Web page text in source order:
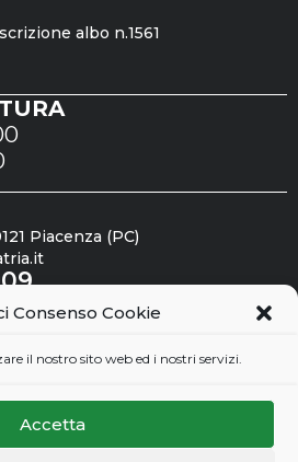
Consenso Cookie
il nostro sito web ed i nostri servizi.
Accetta
albo n.1561
Piacenza (PC)